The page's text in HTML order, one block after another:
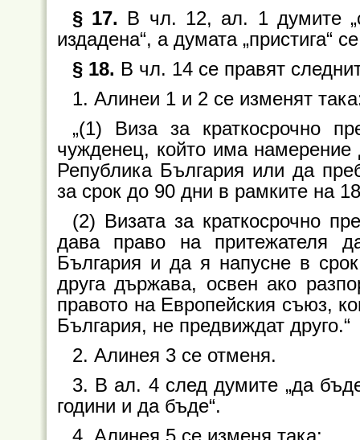
§ 17. В чл. 12, ал. 1 думите
издадена“, а думата „пристига“
§ 18. В чл. 14 се правят
1. Алинеи 1 и 2 се изменят
„(1) Виза за краткосрочно
чужденец, който има намерение
Република България или да
за срок до 90 дни в рамките на
(2) Визата за краткосрочно
дава право на притежателя
България и да я напусне в
друга държава, освен ако
правото на Европейския съюз,
България, не предвиждат друго.“
2. Алинея 3 се отменя.
3. В ал. 4 след думите „да
години и да бъде“.